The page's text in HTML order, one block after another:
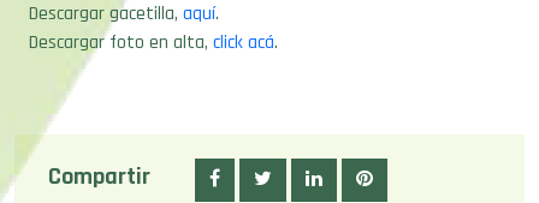
Descargar gacetilla, aquí.
Descargar foto en alta, click acá.
Compartir